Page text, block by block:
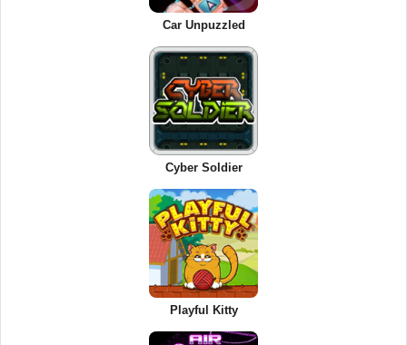
Car Unpuzzled
Cyber Soldier
Playful Kitty